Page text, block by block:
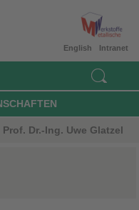
Intranet
English
Dr.-Ing. Uwe Glatzel